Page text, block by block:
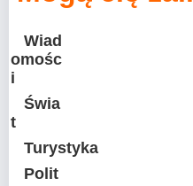
Wiad
omośc
i
Świa
t
Turystyka
Polit